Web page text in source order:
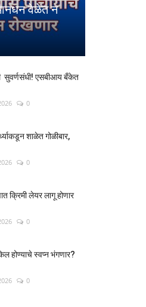
वेळेत न
सुवर्णसंधी! एसबीआय बँकेत
0
शाळेत गोळीबार,
0
क्रिमी लेयर लागू होणार
0
होण्याचे स्वप्न भंगणार?
0